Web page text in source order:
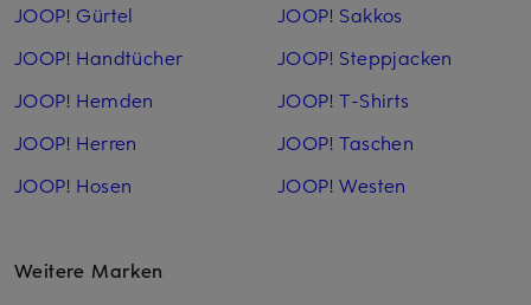
JOOP! Gürtel
JOOP! Handtücher
JOOP! Hemden
JOOP! Herren
JOOP! Hosen
JOOP! Sakkos
JOOP! Steppjacken
JOOP! T-Shirts
JOOP! Taschen
JOOP! Westen
Weitere Marken